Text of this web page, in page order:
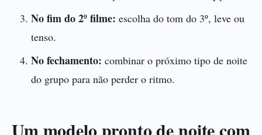
No fim do 2º filme: escolha do tom do 3º, leve ou
tenso.
No fechamento: combinar o próximo tipo de noite
do grupo para não perder o ritmo.
Um modelo pronto de noite com